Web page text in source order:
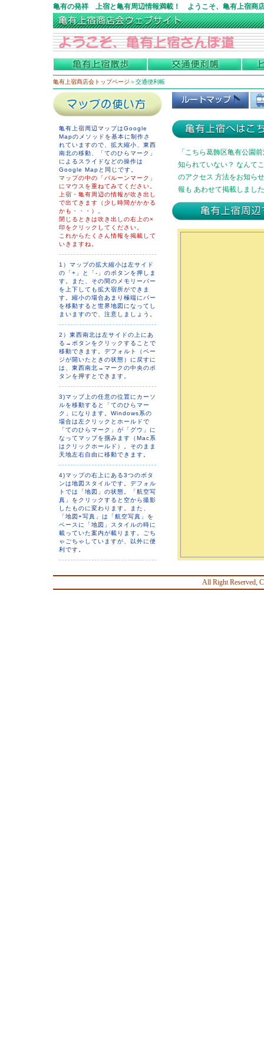
亀有の発祥 上宿と亀有周辺情報満載！ ようこそ、亀有上宿商
亀有上宿商店会トップページ ＞交通便利帳
亀有上宿周辺マップはGoogle
Mapのメソッドを基本に制作さ
れていますので、拡大縮小、東西
南北の移動、「てのひらマーク」
によるスライドなどの操作は
Google Mapと同じです。
マップの中の「バルーンマーク」
にマウスを重ねてみてください。
上宿・亀有周辺の情報が吹き出し
で出てきます（少し時間がかかる
かも・・・）。
閉じるときは吹き出しの右上の×
印をクリックしてください。
これからたくさん情報を掲載して
いきますね。
1）マップの拡大縮小は左サイド
の「+」と「-」のボタンを押しま
す。また、その間のメモリーバー
を上下しても拡大宿所ができま
す。縮小の場合あまり極端にバー
を移動すると世界地図になってし
まいますので、注意しましょう。
2）東西南北は左サイドの上にあ
る→ボタンをクリックすることで
移動できます。デフォルト（ペー
ジが開いたときの状態）に戻すに
は、東西南北→マークの中央のボ
タンを押すとできます。
3)マップ上の任意の位置にカーソ
ルを移動すると「てのひらマー
ク」になります。Windows系の
場合は左クリックとホールドで
「てのひらマーク」が「グウ」に
なってマップを掴みます（Mac系
はクリックホールド）。そのまま
天地左右自由に移動できます。
4)マップの右上にある3つのボタ
ンは地図スタイルです。デフォル
トでは「地図」の状態。「航空写
真」をクリックすると空から撮影
したものに変わります。また、
「地図+写真」は「航空写真」を
ベースに「地図」スタイルの時に
載っていた案内が載ります。ごち
ゃごちゃしていますが、以外に便
利です。
「こちら葛飾区亀有公園
知られていない？ なんて
のアクセス 方法をお知ら
報も あわせて掲載しまし
All Right Reserved,